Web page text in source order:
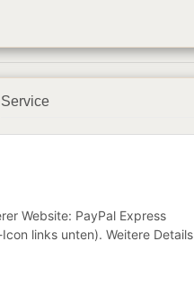
Service
Website: PayPal Express
links unten). Weitere Details